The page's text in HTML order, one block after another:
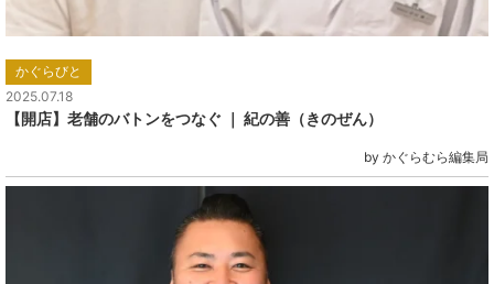
かぐらびと
2025.07.18
【開店】老舗のバトンをつなぐ ｜ 紀の善（きのぜん）
by かぐらむら編集局